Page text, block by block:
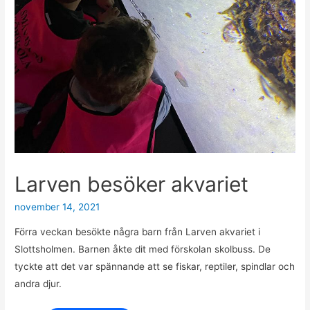
Larven besöker akvariet
november 14, 2021
Förra veckan besökte några barn från Larven akvariet i
Slottsholmen. Barnen åkte dit med förskolan skolbuss. De
tyckte att det var spännande att se fiskar, reptiler, spindlar och
andra djur.